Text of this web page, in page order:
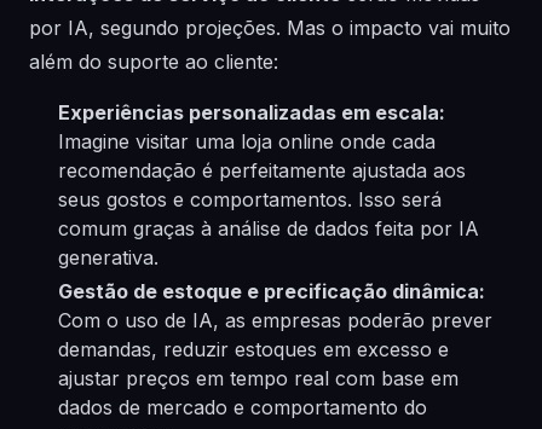
por IA, segundo projeções. Mas o impacto vai muito
além do suporte ao cliente:
Experiências personalizadas em escala:
Imagine visitar uma loja online onde cada
recomendação é perfeitamente ajustada aos
seus gostos e comportamentos. Isso será
comum graças à análise de dados feita por IA
generativa.
Gestão de estoque e precificação dinâmica:
Com o uso de IA, as empresas poderão prever
demandas, reduzir estoques em excesso e
ajustar preços em tempo real com base em
dados de mercado e comportamento do